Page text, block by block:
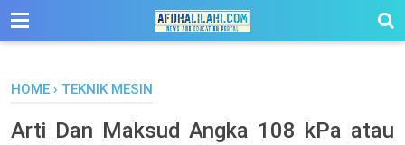
-->
HOME › TEKNIK MESIN
Arti Dan Maksud Angka 108 kPa atau